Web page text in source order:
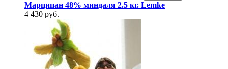
Марципан 48% миндаля 2.5 кг. Lemke
4 430 руб.